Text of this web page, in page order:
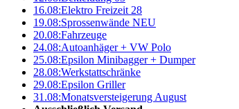
16.08:Elektro Freizeit 28
19.08:Sprossenwände NEU
20.08:Fahrzeuge
24.08:Autoanhäger + VW Polo
25.08:Epsilon Minibagger + Dumper
28.08:Werkstattschränke
29.08:Epsilon Griller
31.08:Monatsversteigerung August